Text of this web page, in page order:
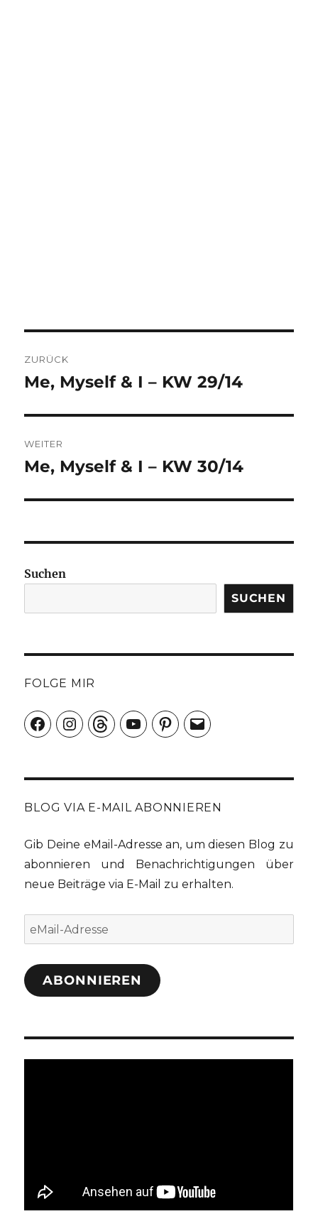
ZURÜCK
Vorheriger
Me, Myself & I – KW 29/14
WEITER
Nächster
Me, Myself & I – KW 30/14
Suchen
SUCHEN
FOLGE MIR
FacebookInstagramThreadsYouTubePinterest
E-
Mail
BLOG VIA E-MAIL ABONNIEREN
Gib Deine eMail-Adresse an, um diesen Blog zu
abonnieren und Benachrichtigungen über
neue Beiträge via E-Mail zu erhalten.
eMail-
Adresse
ABONNIEREN